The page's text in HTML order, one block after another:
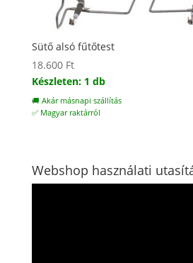
Sütő alsó fűtőtest
18.600 Ft
Készleten: 1 db
🚚 Akár másnapi szállítás
✅ Magyar raktárról
Webshop használati